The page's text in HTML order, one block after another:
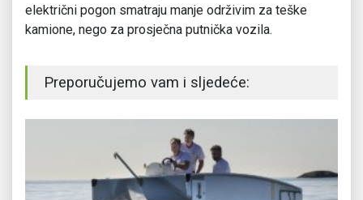
električni pogon smatraju manje održivim za teške
kamione, nego za prosječna putnička vozila.
Preporučujemo vam i sljedeće: